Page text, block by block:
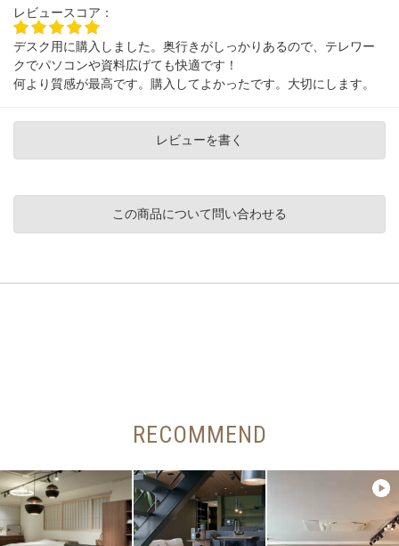
レビュースコア：
デスク用に購入しました。奥行きがしっかりあるので、テレワー
クでパソコンや資料広げても快適です！
何より質感が最高です。購入してよかったです。大切にします。
レビューを書く
この商品について問い合わせる
RECOMMEND